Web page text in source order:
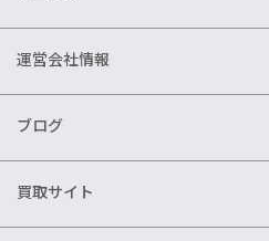
運営会社情報
ブログ
買取サイト